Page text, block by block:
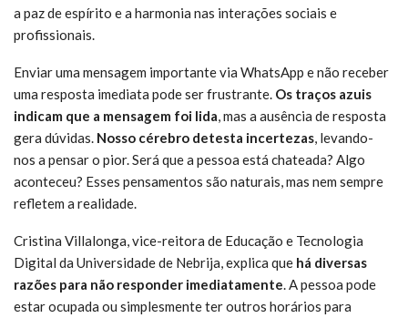
a paz de espírito e a harmonia nas interações sociais e
profissionais.
Enviar uma mensagem importante via WhatsApp e não receber
uma resposta imediata pode ser frustrante. Os traços azuis
indicam que a mensagem foi lida, mas a ausência de resposta
gera dúvidas. Nosso cérebro detesta incertezas, levando-
nos a pensar o pior. Será que a pessoa está chateada? Algo
aconteceu? Esses pensamentos são naturais, mas nem sempre
refletem a realidade.
Cristina Villalonga, vice-reitora de Educação e Tecnologia
Digital da Universidade de Nebrija, explica que há diversas
razões para não responder imediatamente. A pessoa pode
estar ocupada ou simplesmente ter outros horários para